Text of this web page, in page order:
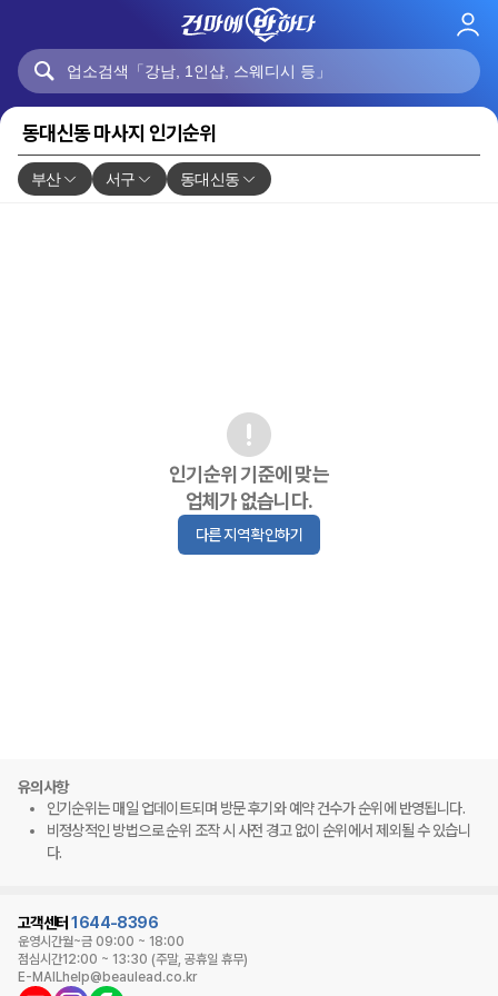
로
동대신동 마사지 인기순위
부산 서구 동대신동
인기순위 기준에 맞는
업체가 없습니다.
다른 지역 확인하기
유의사항
인기순위는 매일 업데이트되며 방문 후기와 예약 건수가 순위에 반영됩니다.
비정상적인 방법으로 순위 조작 시 사전 경고 없이 순위에서 제외될 수 있습니
다.
고객센터 1644-8396
운영시간월~금 09:00 ~ 18:00
점심시간12:00 ~ 13:30 (주말, 공휴일 휴무)
E-MAILhelp@beaulead.co.kr